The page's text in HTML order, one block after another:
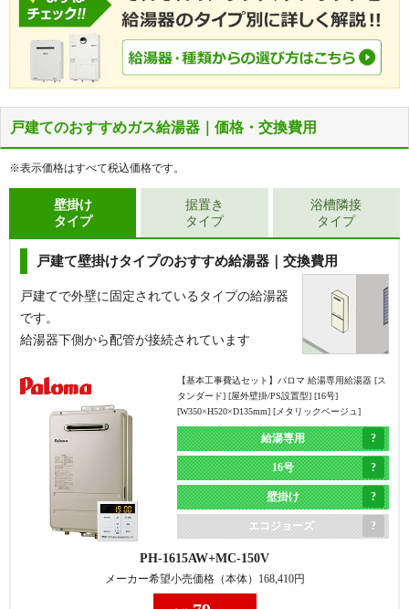
戸建てのおすすめガス給湯器｜価格・交換費用
※表示価格はすべて税込価格です。
壁掛け
タイプ
戸建て壁掛けタイプのおすすめ給湯器｜交換費用
戸建てで外壁に固定されているタイプの給湯器
です。
給湯器下側から配管が接続されています
【基本工事費込セット】
パロマ 給湯専用給湯器 [ス
タンダード] [屋外壁掛/PS設置型] [16号]
[W350×H520×D135mm] [メタリックベージュ]
給湯専用
16号
壁掛け
エコジョーズ
PH-1615AW MC-150V
メーカー希望小売価格（本体） 168,410円
据置き
タイプ
浴槽隣接
タイプ